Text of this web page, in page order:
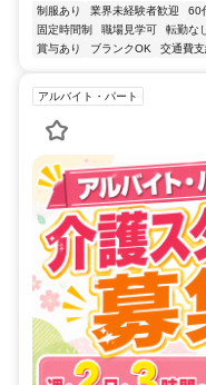
制服あり 業界未経験者歓迎 60
固定時間制
職場見学可 転勤なし
賞与あり
ブランクOK 交通費
アルバイト・パート